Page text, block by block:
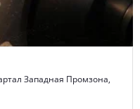
Западная Промзона,